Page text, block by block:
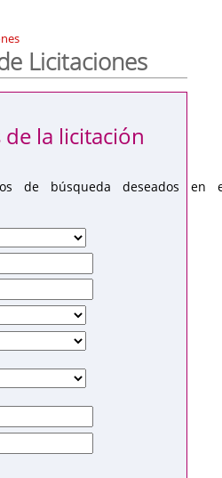
Licitaciones
de búsqueda deseados en
de la licitación